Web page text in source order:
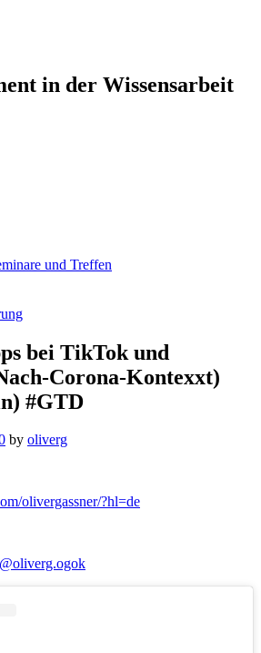
in der Wissensarbeit
und Treffen
bei TikTok und
Corona-Kontexxt)
#GTD
by oliverg
olivergassner/?hl=de